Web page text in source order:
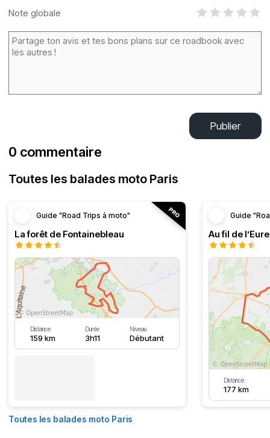
Note globale
Publier
0 commentaire
Toutes les balades moto Paris
Guide "Road Trips à moto"
La forêt de Fontainebleau
Distance
159 km
Durée
3h11
Niveau
Débutant
Guide
Au fil de l’Eure
Distance
177 km
Toutes les balades moto Paris